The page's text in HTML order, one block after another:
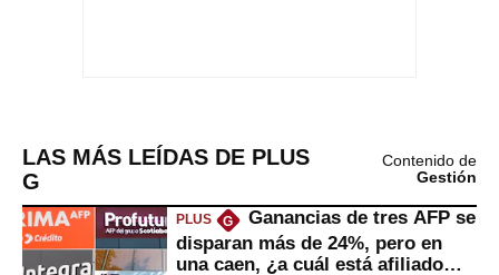
LAS MÁS LEÍDAS DE PLUS
G
Contenido de
Gestión
PLUS G
Ganancias de tres AFP se
disparan más de 24%, pero en
una caen, ¿a cuál está afiliado